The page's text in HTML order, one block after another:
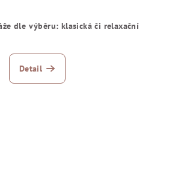
dle výběru: klasická či relaxační
Detail